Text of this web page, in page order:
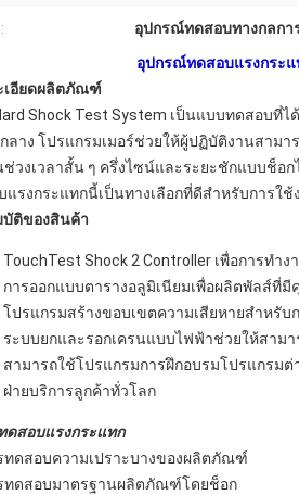
อุปกรณ์ทดสอบทางกลกา
อุปกรณ์ทดสอบแรงกระ
เอียดผลิตภัณฑ์
Shock Test System เป็นแบบทดสอบที่
ลาง โปรแกรมเมอร์ช่วยให้ผู้ปฏิบัติงานสาม
ช่วงเวลาสั้น ๆ ครึ่งไซน์และระยะชักแบบช็
แรงกระแทกนี้เป็นทางเลือกที่ดีสำหรับการใ
ติของสินค้า
TouchTest Shock 2 Controller เพื่อการทำ
การออกแบบตารางอลูมิเนียมเพื่อผลิตพัลส์ที่
โปรแกรมสร้างขอบเขตความเสียหายสำหรั
ระบบยกและรอกเครนแบบไฟฟ้าช่วยให้สาม
สามารถใช้โปรแกรมการฝึกอบรมโปรแกรมต่
ฝ่ายบริการลูกค้าทั่วโลก
ดสอบแรงกระแทก
รทดสอบความเปราะบางของผลิตภัณฑ์
รทดสอบมาตรฐานผลิตภัณฑ์โดยช็อก